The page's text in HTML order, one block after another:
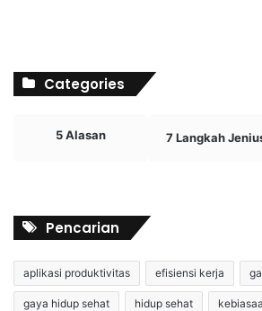
Categories
5 Alasan 7 Langkah
Pencarian
aplikasi produktivitas efisiensi kerja
gaya hidup sehat hidup sehat